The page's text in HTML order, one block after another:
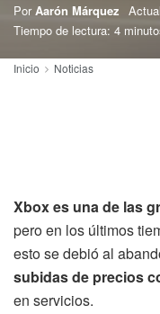
Por Aarón Márquez
Tiempo de lectura: 4
Inicio Noticias
Xbox es una de las
pero en los últimos
esto se debió al
subidas de precios
en servicios.